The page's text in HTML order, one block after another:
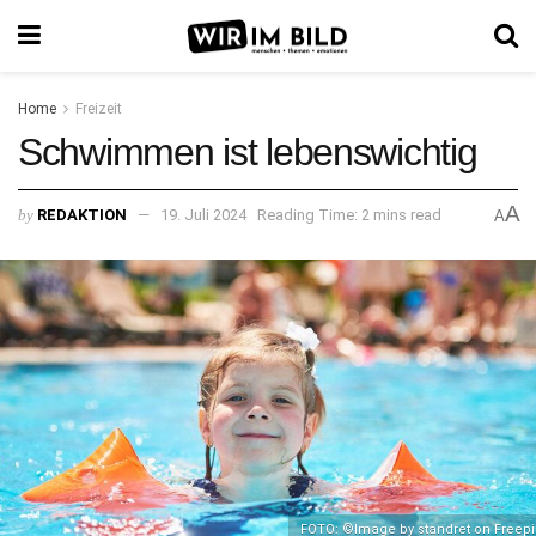
Home Freizeit
Schwimmen ist lebenswichtig
by REDAKTION 19. Juli 2024 Reading Time: 2 mins read AA
FOTO: ©Image by standret on